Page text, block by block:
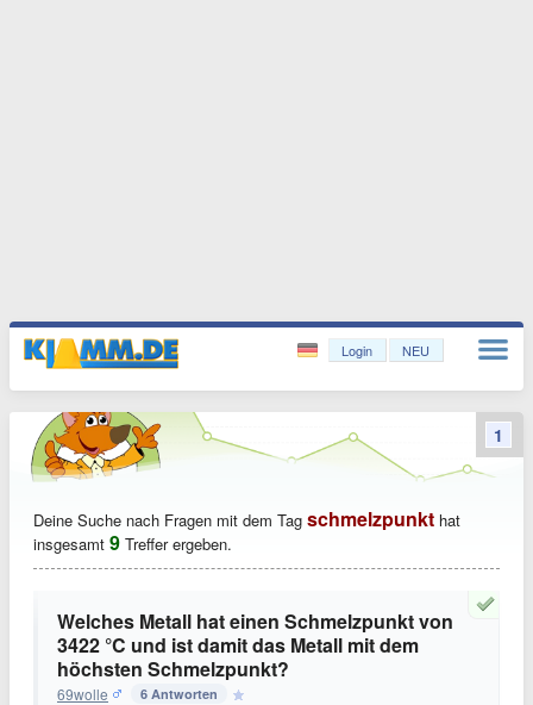
Login NEU
Deine Suche nach Fragen mit dem Tag schmelzpunkt hat
insgesamt 9 Treffer ergeben.
Welches Metall hat einen Schmelzpunkt von
3422 °C und ist damit das Metall mit dem
höchsten Schmelzpunkt?
69wolle 6 Antworten
1